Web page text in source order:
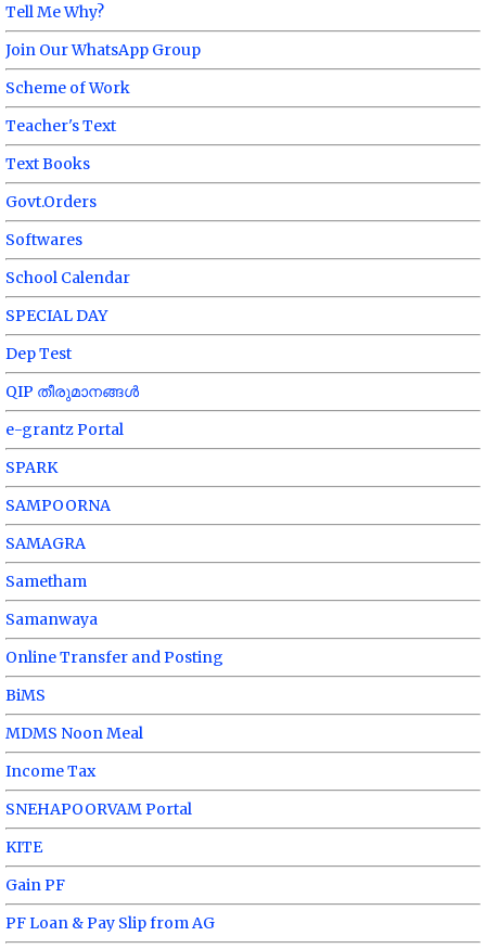
Tell Me Why?
Join Our WhatsApp Group
Scheme of Work
Teacher's Text
Text Books
Govt.Orders
Softwares
School Calendar
SPECIAL DAY
Dep Test
QIP തീരുമാനങ്ങൾ
e-grantz Portal
SPARK
SAMPOORNA
SAMAGRA
Sametham
Samanwaya
Online Transfer and Posting
BiMS
MDMS Noon Meal
Income Tax
SNEHAPOORVAM Portal
KITE
Gain PF
PF Loan & Pay Slip from AG